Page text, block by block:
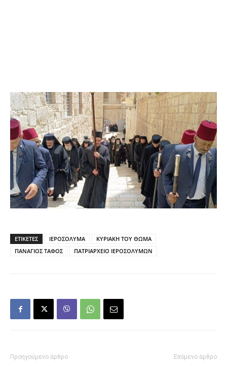
ΕΤΙΚΕΤΕΣ ΙΕΡΟΣΟΛΥΜΑ
ΚΥΡΙΑΚΗ ΤΟΥ ΘΩΜΑ
ΠΑΝΑΓΙΟΣ ΤΑΦΟΣ
ΠΑΤΡΙΑΡΧΕΙΟ ΙΕΡΟΣΟΛΥΜΩΝ
Προηγούμενο άρθρο Επόμενο άρθρο